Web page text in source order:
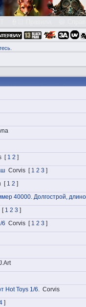
.
[ 1 2 ]
Corvis [ 1 2 3 ]
[ 1 2 ]
40000. Долгострой,
[ 1 2 3 ]
6 Corvis [ 1 2 3 ]
Hot Toys 1/6. Corvis
]